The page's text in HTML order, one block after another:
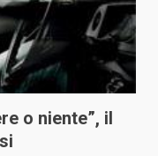
o niente”, il